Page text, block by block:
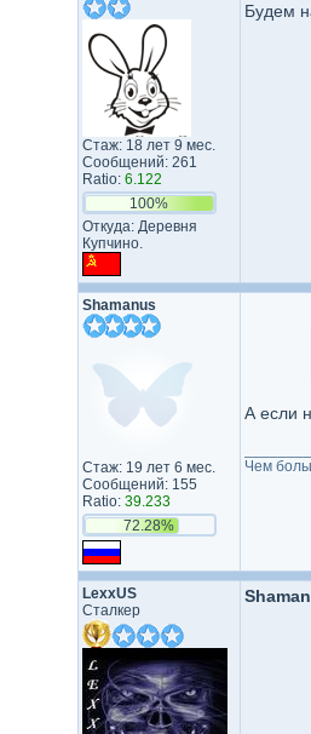
Стаж: 18 лет 9 мес.
Сообщений: 261
Ratio: 6.122
100%
Откуда: Деревня
Купчино.
Будем
Shamanus
Стаж: 19 лет 6 мес.
Сообщений: 155
Ratio: 39.233
72.28%
А если
Чем
LexxUS
Сталкер